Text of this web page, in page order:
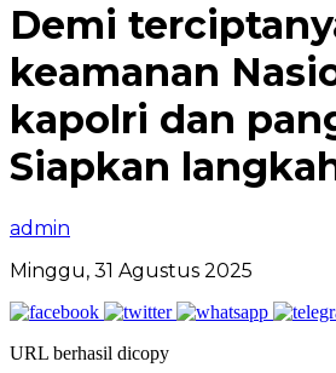
Demi
keamanan
kapolri dan
Siapkan
admin
Minggu, 31 Agustus 2025
URL berhasil dicopy